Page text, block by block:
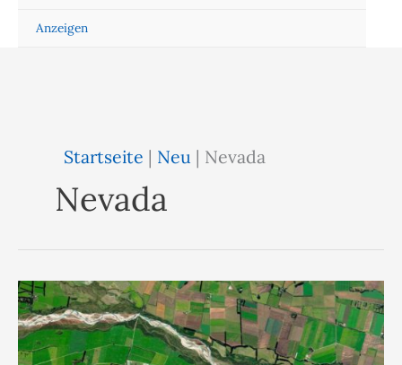
Anzeigen
Startseite | Neu | Nevada
Nevada